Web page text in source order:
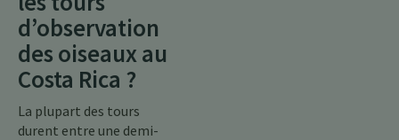
d’observation
des oiseaux au
Costa Rica ?
La plupart des tours
durent entre une demi-